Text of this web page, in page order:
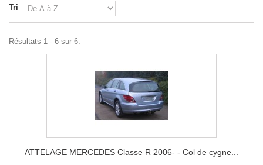
Tri
Résultats 1 - 6 sur 6.
ATTELAGE MERCEDES Classe R 2006- - Col de cygne...